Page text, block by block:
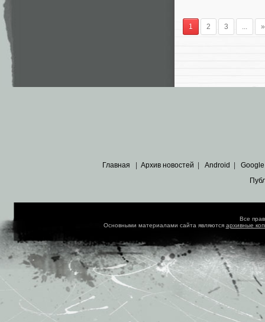
1 2 3 ... »
Главная | Архив новостей | Android | Google
Все
Основными материалами сайта являются архивные